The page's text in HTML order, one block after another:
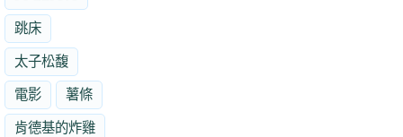
跳床
太子松馥
電影 薯條
肯德基的炸雞